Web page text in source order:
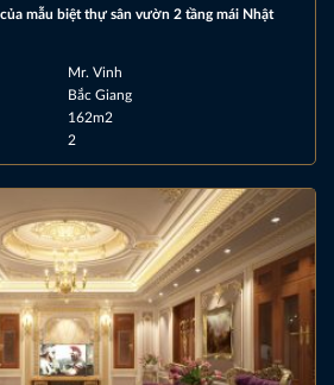
mẫu biệt thự sân vườn 2 tầng mái Nhật
Mr. Vinh
Bắc Giang
162m2
2